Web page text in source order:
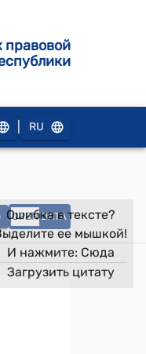
правовой
RU
OPEN DATA
Ошибка в тексте?
ее мышкой!
И нажмите: Сюда
Загрузить цитату